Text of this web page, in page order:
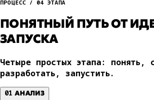
ПРОЦЕСС / 04 ЭТАПА
ПОНЯТНЫЙ ПУТЬ ОТ
ЗАПУСКА
Четыре простых этапа: понять,
разработать, запустить.
01 АНАЛИЗ